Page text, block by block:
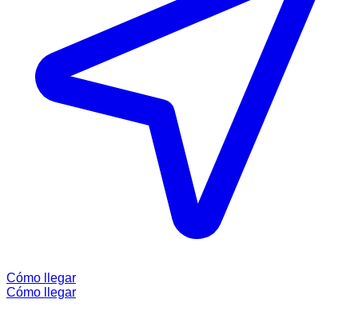
Cómo llegar
Cómo llegar